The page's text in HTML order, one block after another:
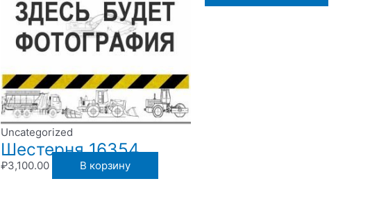
Uncategorized
Шестерня 16354
₽3,100.00 В корзину